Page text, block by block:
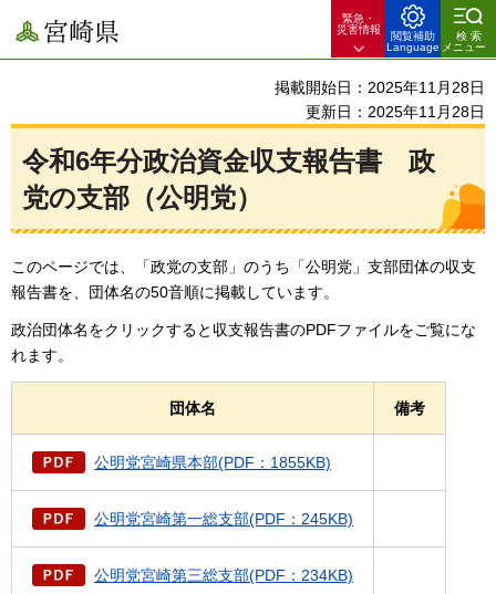
宮崎県
緊急・
災害情報
閲覧補助
Language
検索
メニュー
掲載開始日：2025年11月28日
更新日：2025年11月28日
令和6年分政治資金収支報告書
政
党の支部（公明党）
このページでは、「政党の支部」のうち「公明党」支部団体の収支
報告書を、団体名の50音順に掲載しています。
政治団体名をクリックすると収支報告書のPDFファイルをご覧にな
れます。
団体名 備考
公明党宮崎県本部(PDF：1855KB)
公明党宮崎第一総支部(PDF：245KB)
公明党宮崎第三総支部(PDF：234KB)